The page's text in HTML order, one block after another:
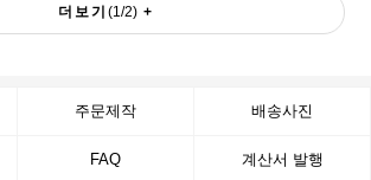
더보기 (1 /2)+
주문제작 배송사진
FAQ 계산서 발행